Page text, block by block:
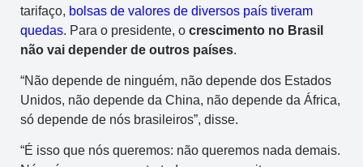
tarifaço, bolsas de valores de diversos país tiveram
quedas. Para o presidente, o crescimento no Brasil
não vai depender de outros países.
“Não depende de ninguém, não depende dos Estados
Unidos, não depende da China, não depende da África,
só depende de nós brasileiros”, disse.
“É isso que nós queremos: não queremos nada demais.